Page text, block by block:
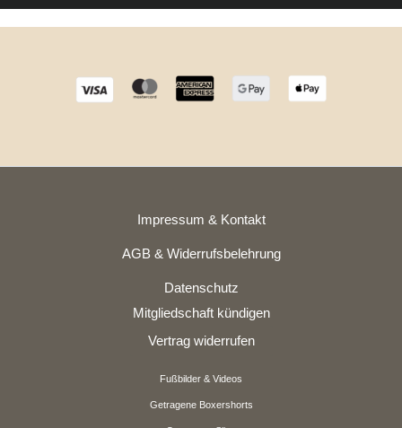
Impressum & Kontakt
AGB & Widerrufsbelehrung
Datenschutz
Mitgliedschaft kündigen
Vertrag widerrufen
Fußbilder & Videos
Getragene Boxershorts